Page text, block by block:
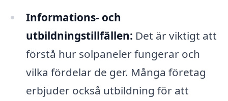
Informations- och
utbildningstillfällen: Det är viktigt att
förstå hur solpaneler fungerar och
vilka fördelar de ger. Många företag
erbjuder också utbildning för att